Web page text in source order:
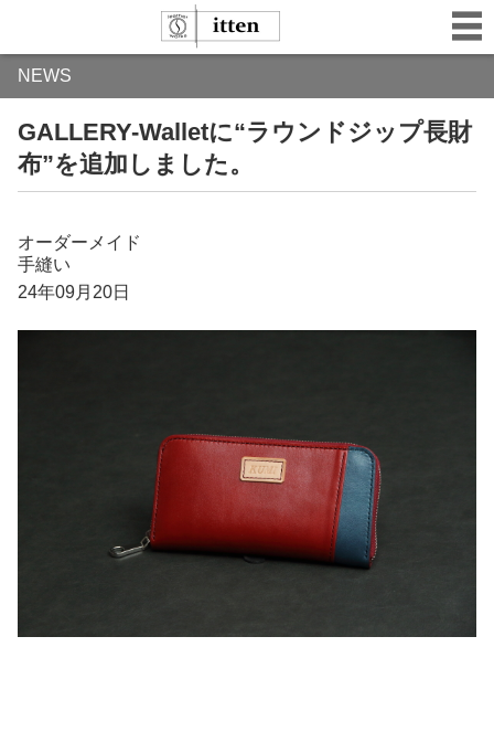
NEWS
GALLERY-Walletに“ラウンドジップ長財
布”を追加しました。
オーダーメイド
手縫い
24年09月20日